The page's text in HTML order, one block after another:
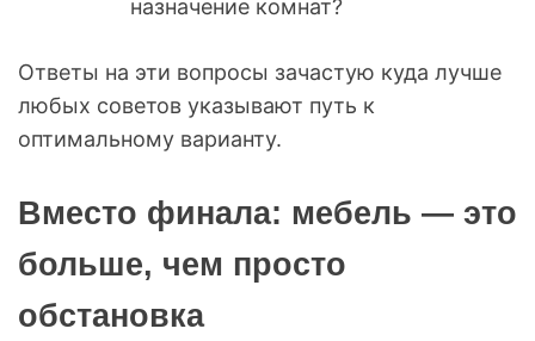
назначение комнат?
Ответы на эти вопросы зачастую куда лучше
любых советов указывают путь к
оптимальному варианту.
Вместо финала: мебель — это
больше, чем просто
обстановка